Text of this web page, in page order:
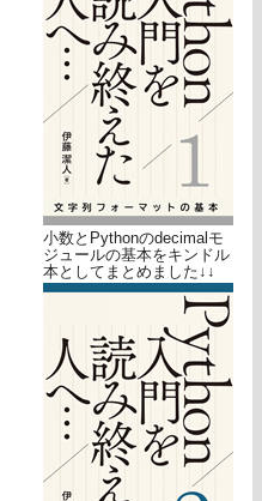
小数とPythonのdecimalモ
ジュールの基本をキンドル
本としてまとめました↓↓